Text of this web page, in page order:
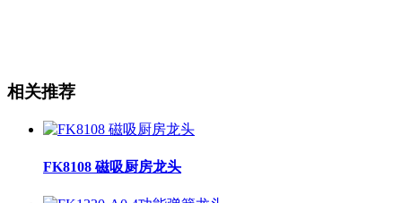
相关推荐
FK8108 磁吸厨房龙头